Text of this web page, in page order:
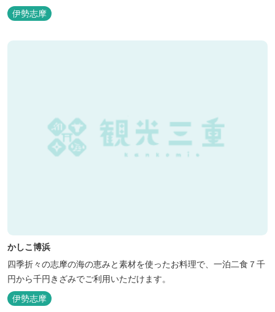
後は『ハーゲンダッツ食べ放題』 夕食は松阪牛や伊勢海老を贅沢に
使用した「三重ブランドBBQプラン」や、1人前350ｇと食べ応え
のあるお肉を用意した「肉盛りプラン」などからお選びできま
伊勢志摩
かしこ博浜
四季折々の志摩の海の恵みと素材を使ったお料理で、一泊二食７千
円から千円きざみでご利用いただけます。
伊勢志摩